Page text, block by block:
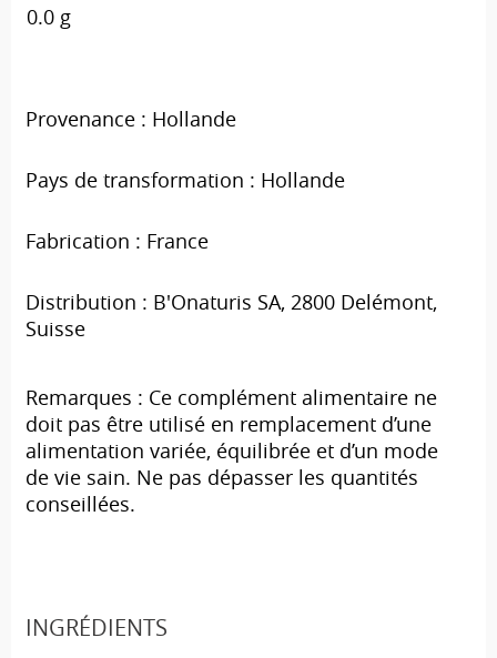
0.0 g
Provenance : Hollande
Pays de transformation : Hollande
Fabrication : France
Distribution : B'Onaturis SA, 2800 Delémont,
Suisse
Remarques : Ce complément alimentaire ne
doit pas être utilisé en remplacement d’une
alimentation variée, équilibrée et d’un mode
de vie sain. Ne pas dépasser les quantités
conseillées.
INGRÉDIENTS